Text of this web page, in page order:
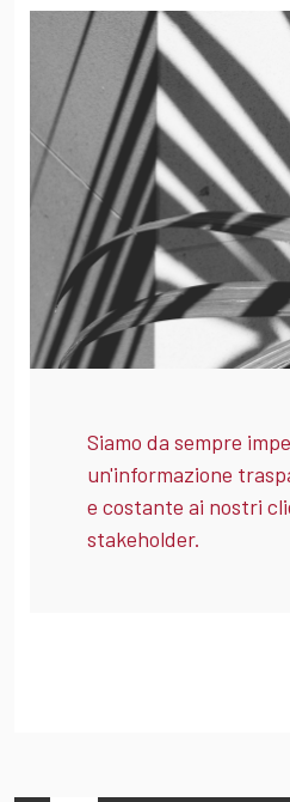
Siamo da sempre
un'informazione
e costante ai nostri
stakeholder.